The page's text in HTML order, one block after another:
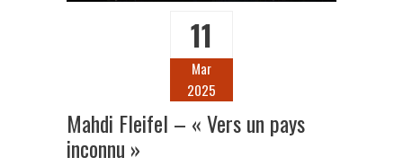
11
Mar
2025
Mahdi Fleifel – « Vers un pays
inconnu »